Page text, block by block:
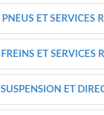
PNEUS ET SERVICES
FREINS ET SERVICES
SUSPENSION ET